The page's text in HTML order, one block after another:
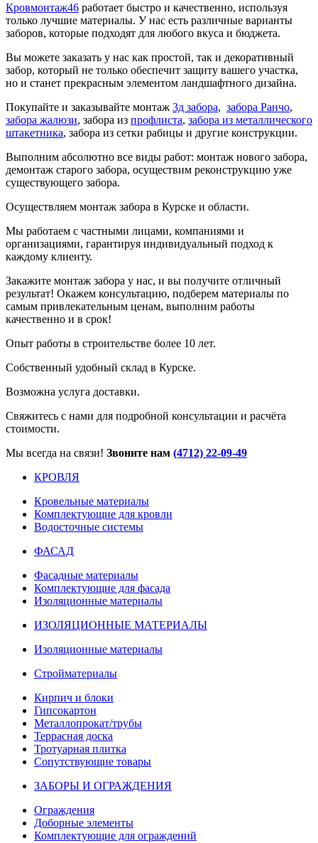
Кровмонтаж46 работает быстро и качественно, используя
только лучшие материалы. У нас есть различные варианты
заборов, которые подходят для любого вкуса и бюджета.
Вы можете заказать у нас как простой, так и декоративный
забор, который не только обеспечит защиту вашего участка,
но и станет прекрасным элементом ландшафтного дизайна.
Покупайте и заказывайте монтаж 3д забора, забора Ранчо,
забора жалюзи, забора из профлиста, забора из металлического
штакетника, забора из сетки рабицы и другие конструкции.
Выполним абсолютно все виды работ: монтаж нового забора,
демонтаж старого забора, осуществим реконструкцию уже
существующего забора.
Осуществляем монтаж забора в Курске и области.
Мы работаем с частными лицами, компаниями и
организациями, гарантируя индивидуальный подход к
каждому клиенту.
Закажите монтаж забора у нас, и вы получите отличный
результат! Окажем консультацию, подберем материалы по
самым привлекательным ценам, выполним работы
качественно и в срок!
Опыт работы в строительстве более 10 лет.
Собственный удобный склад в Курске.
Возможна услуга доставки.
Свяжитесь с нами для подробной консультации и расчёта
стоимости.
Мы всегда на связи! Звоните нам (4712) 22-09-49
КРОВЛЯ
Кровельные материалы
Комплектующие для кровли
Водосточные системы
ФАСАД
Фасадные материалы
Комплектующие для фасада
Изоляционные материалы
ИЗОЛЯЦИОННЫЕ МАТЕРИАЛЫ
Изоляционные материалы
Стройматериалы
Кирпич и блоки
Гипсокартон
Металлопрокат/трубы
Террасная доска
Тротуарная плитка
Сопутствующие товары
ЗАБОРЫ И ОГРАЖДЕНИЯ
Ограждения
Доборные элементы
Комплектующие для ограждений